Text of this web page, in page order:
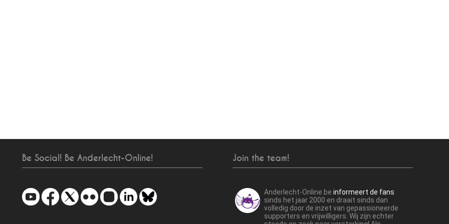
Be Social! Be Anderlecht-Online! Join the team!
Anderlecht-Online.be informeert de fans
sinds het jaar 2000 en draait sinds dan
volledig door de inzet van gepassioneerde
supporters en vrijwilligers. Wij zijn echter